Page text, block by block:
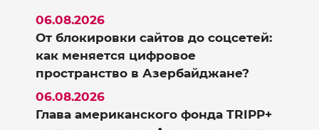
От блокировки сайтов до соцсетей:
как меняется цифровое
пространство в Азербайджане?
06.08.2026
Глава американского фонда TRIPP+
06.08.2026